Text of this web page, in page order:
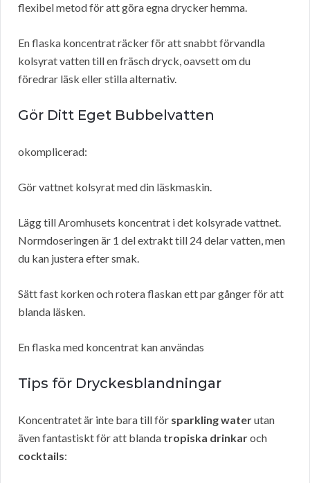
flexibel metod för att göra egna drycker hemma.
En flaska koncentrat räcker för att snabbt förvandla
kolsyrat vatten till en fräsch dryck, oavsett om du
föredrar läsk eller stilla alternativ.
Gör Ditt Eget Bubbelvatten
okomplicerad:
Gör vattnet kolsyrat med din läskmaskin.
Lägg till Aromhusets koncentrat i det kolsyrade vattnet.
Normdoseringen är 1 del extrakt till 24 delar vatten, men
du kan justera efter smak.
Sätt fast korken och rotera flaskan ett par gånger för att
blanda läsken.
En flaska med koncentrat kan användas
Tips för Dryckesblandningar
Koncentratet är inte bara till för sparkling waterutan
även fantastiskt för att blanda tropiska drinkaroch
cocktails: